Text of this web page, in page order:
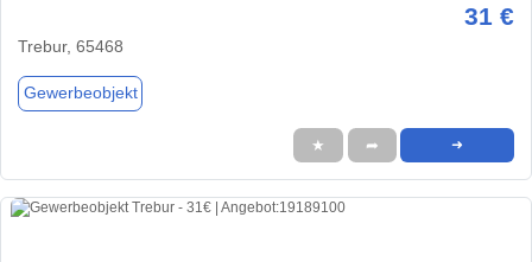
31 €
Trebur, 65468
Gewerbeobjekt
★ ➦ ➜